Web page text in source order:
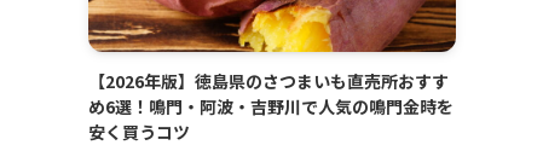
【2026年版】徳島県のさつまいも直売所おすす
め6選！鳴門・阿波・吉野川で人気の鳴門金時を
安く買うコツ